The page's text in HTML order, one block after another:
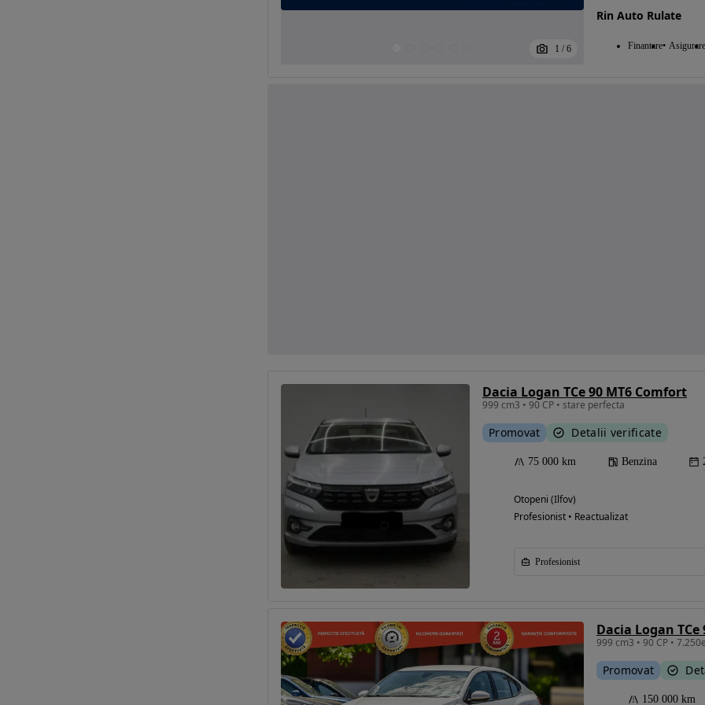
1 / 6
Rin Auto Rulate
Finantare Asigurare
Dacia Logan TCe 90 MT6 Comfort
999 cm3 • 90 CP • stare perfecta
Promovat Detalii verificate
75 000 km Benzina
Otopeni (Ilfov)
Profesionist • Reactualizat
Profesionist
Dacia Logan
Promovat
150 000 km